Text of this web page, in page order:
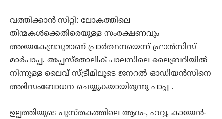
വത്തിക്കാന്‍ സിറ്റി: ലോകത്തിലെ
തിന്മകള്‍ക്കെതിരെയുള്ള സംരക്ഷണവും
അഭയകേന്ദ്രവുമാണ് പ്രാര്‍ത്ഥനയെന്ന് ഫ്രാന്‍സിസ്
മാര്‍പാപ്പ. അപ്പസ്‌തോലിക് പാലസിലെ ലൈബ്രറിയില്‍
നിന്നുള്ള ലൈവ് സ്ട്രീമിലൂടെ ജനറല്‍ ഓഡിയന്‍സിനെ
അഭിസംബോധന ചെയ്യുകയായിരുന്നു പാപ്പ .
ഉല്പത്തിയുടെ പുസ്തകത്തിലെ ആദം-, ഹവ്വ, കായേന്‍-